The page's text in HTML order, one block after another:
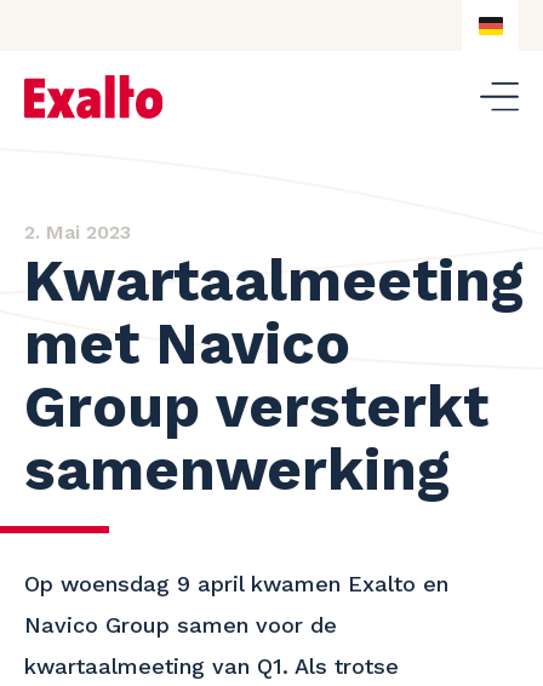
DE
2. Mai 2023
Kwartaalmeeting
met Navico
Group versterkt
samenwerking
Op woensdag 9 april kwamen Exalto en
Navico Group samen voor de
kwartaalmeeting van Q1. Als trotse